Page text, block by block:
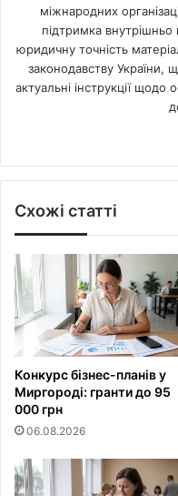
міжнародних
підтримка внутрішньо
юридичну точність
законодавству України,
актуальні інструкції
Схожі статті
Конкурс бізнес-планів у
Миргороді: гранти до 95
000 грн
06.08.2026